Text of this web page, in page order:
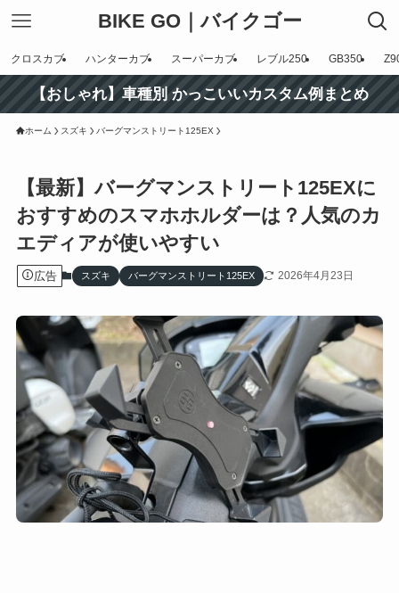
BIKE GO｜バイクゴー
クロスカブ ハンターカブ スーパーカブ レブル250 GB350
【おしゃれ】車種別 かっこいいカスタム例まとめ
ホーム スズキ バーグマンストリート125EX
【最新】バーグマンストリート125EXに
おすすめのスマホホルダーは？人気のカ
エディアが使いやすい
広告 スズキ バーグマンストリート125EX 2026年4月23日